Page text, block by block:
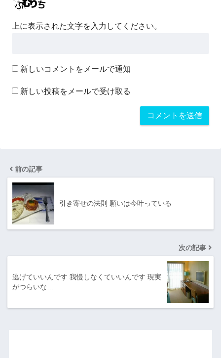
上に表示された文字を入力してください。
新しいコメントをメールで通知
新しい投稿をメールで受け取る
前の記事
引き寄せの法則 願いは今叶っている
次の記事
逃げていいんです 我慢しなくていいんです 現実
がつらいな…